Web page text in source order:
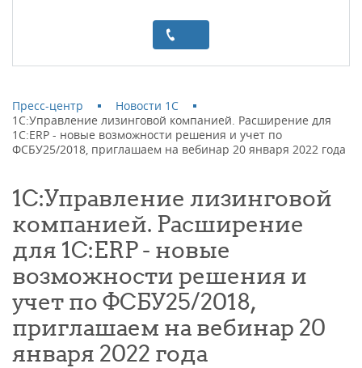
Пресс-центр
Новости 1С
1С:Управление лизинговой компанией. Расширение для
1С:ERP - новые возможности решения и учет по
ФСБУ25/2018, приглашаем на вебинар 20 января 2022 года
1С:Управление лизинговой
компанией. Расширение
для 1С:ERP - новые
возможности решения и
учет по ФСБУ25/2018,
приглашаем на вебинар 20
января 2022 года